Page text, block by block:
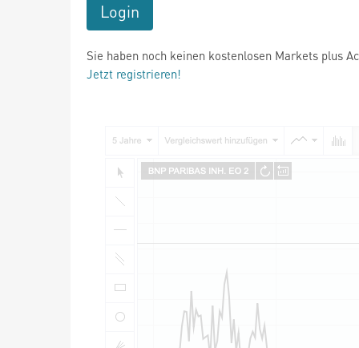
Login
Sie haben noch keinen kostenlosen Markets plus
Jetzt registrieren!